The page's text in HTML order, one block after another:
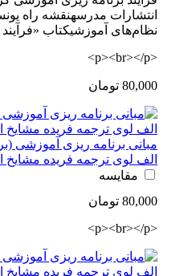
انتشارات مدرسهنقشه راه
نظام‌های آموزشیکتاب
<p><br></p>
80,000 تومان
مبانی برنامه ریزی آموزشی
الف لوی ترجمه فریده مشایخ
مقایسه
80,000 تومان
<p><br></p>